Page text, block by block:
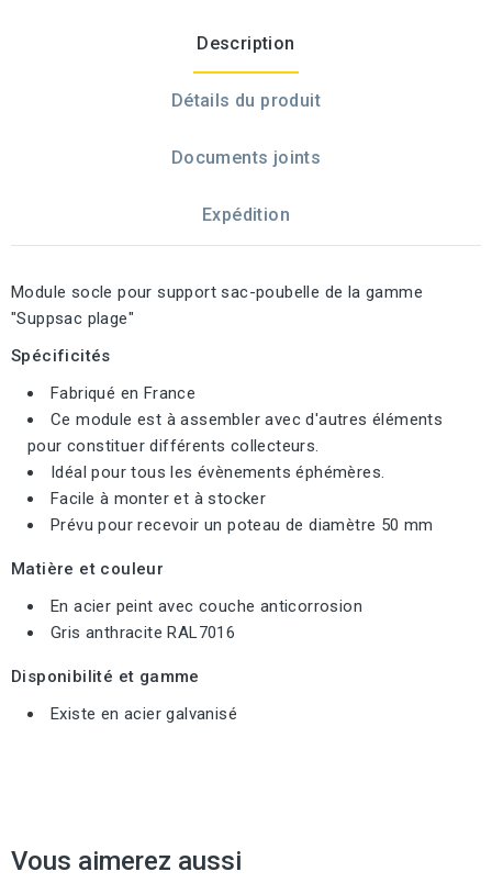
Description
Détails du produit
Documents joints
Expédition
Module socle pour support sac-poubelle de la gamme
"Suppsac plage"
Spécificités
Fabriqué en France
Ce module est à assembler avec d'autres éléments
pour constituer différents collecteurs.
Idéal pour tous les évènements éphémères.
Facile à monter et à stocker
Prévu pour recevoir un poteau de diamètre 50 mm
Matière et couleur
En acier peint avec couche anticorrosion
Gris anthracite RAL7016
Disponibilité et gamme
Existe en acier galvanisé
Vous aimerez aussi